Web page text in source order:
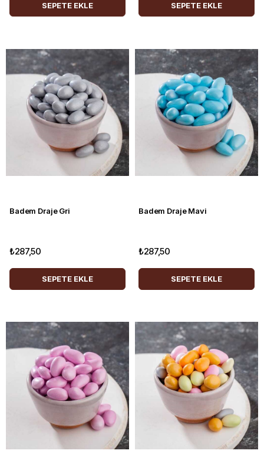
SEPETE EKLE SEPETE EKLE
Badem Draje Gri
₺287,50
SEPETE EKLE
Badem Draje Mavi
₺287,50
SEPETE EKLE